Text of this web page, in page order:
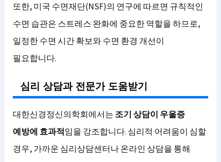
또한, 미국 수면재단(NSF)의 연구에 따르면 규칙적인
수면 습관은 스트레스 완화에 중요한 역할을 하므로,
일정한 수면 시간 확보와 수면 환경 개선이
필요합니다.
심리 상담과 전문가 도움받기
대한신경정신의학회에서는 조기 상담이 우울증
예방에 효과적임을 강조합니다. 심리적 어려움이 심할
경우, 가까운 심리상담센터나 온라인 상담을 통해